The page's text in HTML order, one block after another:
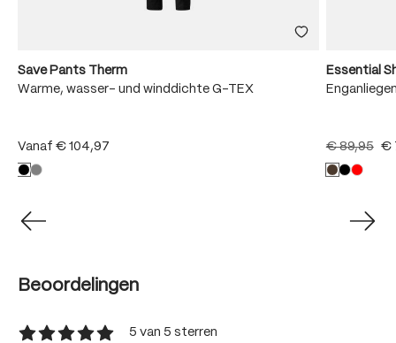
Save Pants Therm
Warme, wasser- und winddichte G-TEX
Vanaf € 104,97
Essential
€ 89,95 €
Beoordelingen
5 van 5 sterren